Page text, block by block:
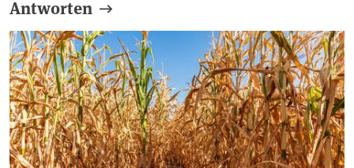
Antworten